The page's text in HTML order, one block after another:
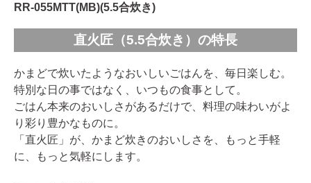
RR-055MTT(MB)(5.5合炊き)
直火匠（5.5合炊き）の特長
かまどで炊いたようなおいしいごはんを、毎日楽しむ。
特別な日の事ではなく、いつもの食事として。
ごはん本来のおいしさがあるだけで、料理の味わいがよ
り彩り豊かなものに。
「直火匠」が、かまど炊きのおいしさを、もっと手軽
に、もっと気軽にします。